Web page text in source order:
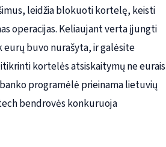
leidžia blokuoti kortelę, keisti
operacijas. Keliaujant verta įjungti
eurų buvo nurašyta, ir galėsite
kortelės atsiskaitymų ne eurais
programėlė prieinama lietuvių
bendrovės konkuruoja